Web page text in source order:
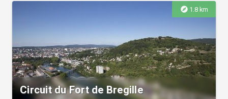
débute au Pont Battant, ouvrage d'origine romaine
maintes fois remanié, où trône la statue du marquis de
circuit serpente entre des édifices prestigieux comme
l’Hôtel de Champagney, avec ses fenêtres gothiques en
accolade, et l’imposante église Sainte-Madeleine, chef-
d'œuvre du XVIIIe siècle abritant l'automate Jacquemart.
Le patrimoine militaire y est également très présent avec
le Fort Griffon, conçu par Vauban comme une seconde
explore 1.8 km
Circuit du Fort de Bregille